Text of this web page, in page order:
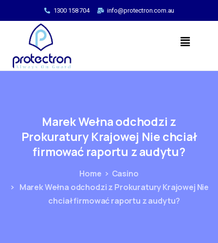
1300 158 704 info@protectron.com.au
MarekWełnaodchodzi z
Prokuratury Krajowej Niechciał
firmować raportu zaudytu?
Home
Casino
Marek Wełna odchodzi z Prokuratury Krajowej Nie
chciał firmować raportu z audytu?